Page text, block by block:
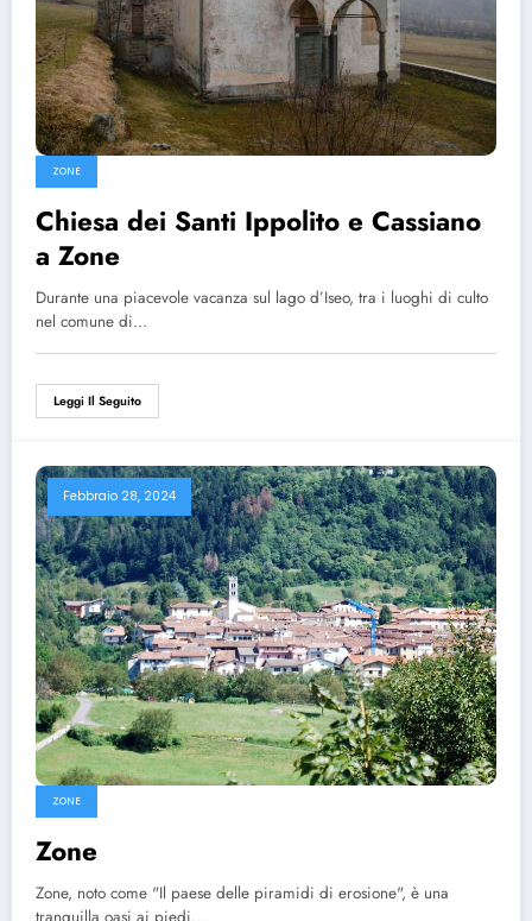
ZONE
Chiesa dei Santi Ippolito e Cassiano
a Zone
Durante una piacevole vacanza sul lago d’Iseo, tra i luoghi di culto
nel comune di…
Leggi Il Seguito
Febbraio 28, 2024
ZONE
Zone
Zone, noto come "Il paese delle piramidi di erosione", è una